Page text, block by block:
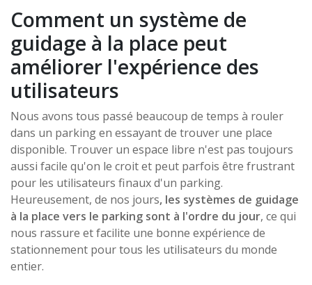
Comment un système de
guidage à la place peut
améliorer l'expérience des
utilisateurs
Nous avons tous passé beaucoup de temps à rouler
dans un parking en essayant de trouver une place
disponible. Trouver un espace libre n'est pas toujours
aussi facile qu'on le croit et peut parfois être frustrant
pour les utilisateurs finaux d'un parking.
Heureusement, de nos jours, les systèmes de guidage
à la place vers le parking sont à l'ordre du jour, ce qui
nous rassure et facilite une bonne expérience de
stationnement pour tous les utilisateurs du monde
entier.